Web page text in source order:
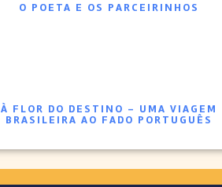
O POETA E OS PARCEIRINHOS
À FLOR DO DESTINO – UMA VIAGEM
BRASILEIRA AO FADO PORTUGUÊS